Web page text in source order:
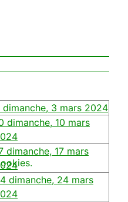
dimanche, 3 mars 2024
dimanche, 10 mars
dimanche, 17 mars
dimanche, 24 mars